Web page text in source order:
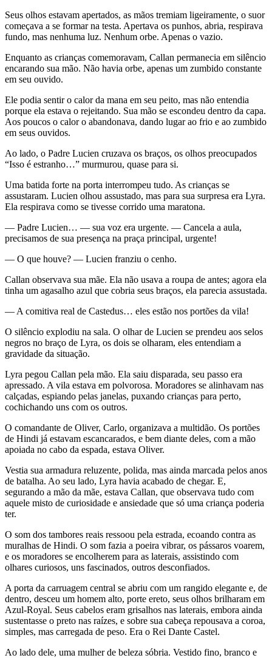
Seus olhos estavam apertados, as mãos tremiam ligeiramente, o suor
começava a se formar na testa. Apertava os punhos, abria, respirava
fundo, mas nenhuma luz. Nenhum orbe. Apenas o vazio.
Enquanto as crianças comemoravam, Callan permanecia em silêncio
encarando sua mão. Não havia orbe, apenas um zumbido constante
em seu ouvido.
Ele podia sentir o calor da mana em seu peito, mas não entendia
porque ela estava o rejeitando. Sua mão se escondeu dentro da capa.
Aos poucos o calor o abandonava, dando lugar ao frio e ao zumbido
em seus ouvidos.
Ao lado, o Padre Lucien cruzava os braços, os olhos preocupados
“Isso é estranho…” murmurou, quase para si.
Uma batida forte na porta interrompeu tudo. As crianças se
assustaram. Lucien olhou assustado, mas para sua surpresa era Lyra.
Ela respirava como se tivesse corrido uma maratona.
— Padre Lucien… — sua voz era urgente. — Cancela a aula,
precisamos de sua presença na praça principal, urgente!
— O que houve? — Lucien franziu o cenho.
Callan observava sua mãe. Ela não usava a roupa de antes; agora ela
tinha um agasalho azul que cobria seus braços, ela parecia assustada.
— A comitiva real de Castedus… eles estão nos portões da vila!
O silêncio explodiu na sala. O olhar de Lucien se prendeu aos selos
negros no braço de Lyra, os dois se olharam, eles entendiam a
gravidade da situação.
Lyra pegou Callan pela mão. Ela saiu disparada, seu passo era
apressado. A vila estava em polvorosa. Moradores se alinhavam nas
calçadas, espiando pelas janelas, puxando crianças para perto,
cochichando uns com os outros.
O comandante de Oliver, Carlo, organizava a multidão. Os portões
de Hindi já estavam escancarados, e bem diante deles, com a mão
apoiada no cabo da espada, estava Oliver.
Vestia sua armadura reluzente, polida, mas ainda marcada pelos anos
de batalha. Ao seu lado, Lyra havia acabado de chegar. E,
segurando a mão da mãe, estava Callan, que observava tudo com
aquele misto de curiosidade e ansiedade que só uma criança poderia
ter.
O som dos tambores reais ressoou pela estrada, ecoando contra as
muralhas de Hindi. O som fazia a poeira vibrar, os pássaros voarem,
e os moradores se encolherem para as laterais, assistindo com
olhares curiosos, uns fascinados, outros desconfiados.
A porta da carruagem central se abriu com um rangido elegante e, de
dentro, desceu um homem alto, porte ereto, seus olhos brilharam em
Azul-Royal. Seus cabelos eram grisalhos nas laterais, embora ainda
sustentasse o preto nas raízes, e sobre sua cabeça repousava a coroa,
simples, mas carregada de peso. Era o Rei Dante Castel.
Ao lado dele, uma mulher de beleza sóbria. Vestido fino, branco e